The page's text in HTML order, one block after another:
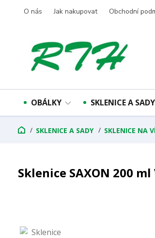
O nás Jak nakupovat Obchodní
OBÁLKY SKLENICE A SADY
SKLENICE A SADY SKLENICE NA
Sklenice SAXON 200